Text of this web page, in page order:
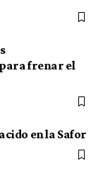
frenar el
en la Safor